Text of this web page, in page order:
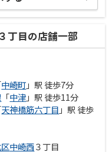
丁目の店舗一部
中崎町」駅 徒歩7分
「中津」駅 徒歩11分
天神橋筋六丁目 」駅 徒歩
中崎西３丁目